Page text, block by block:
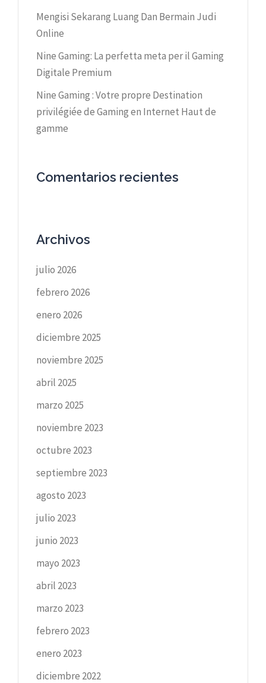
Mengisi Sekarang Luang Dan Bermain Judi
Online
Nine Gaming: La perfetta meta per il Gaming
Digitale Premium
Nine Gaming : Votre propre Destination
privilégiée de Gaming en Internet Haut de
gamme
Comentarios recientes
Archivos
julio 2026
febrero 2026
enero 2026
diciembre 2025
noviembre 2025
abril 2025
marzo 2025
noviembre 2023
octubre 2023
septiembre 2023
agosto 2023
julio 2023
junio 2023
mayo 2023
abril 2023
marzo 2023
febrero 2023
enero 2023
diciembre 2022